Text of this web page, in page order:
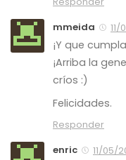
mmeida
11/
¡Y que
¡Arriba la
críos :)
Felicidades.
Responder
enric
11/05/